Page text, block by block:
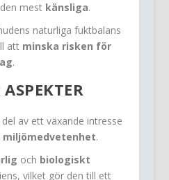
mest känsliga.
naturliga fuktbalans
att minska risken för
.
av ett växande intresse
miljömedvetenhet.
och biologiskt
vilket gör den till ett